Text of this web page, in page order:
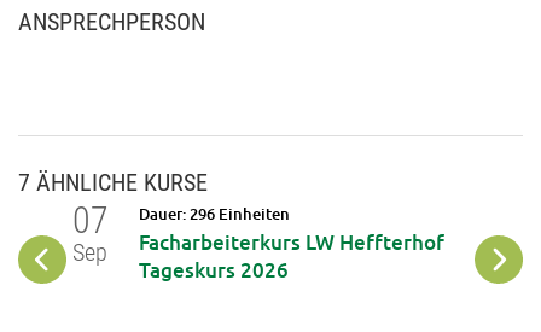
ANSPRECHPERSON
7 ÄHNLICHE KURSE
07
Sep
Dauer: 296 Einheiten
Facharbeiterkurs LW Heffterhof
Tageskurs 2026
Okt